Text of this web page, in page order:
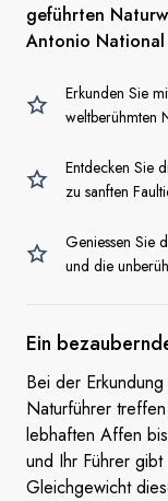
geführten
Antonio National
Erkunden Sie
weltberühmten
Entdecken Sie
zu sanften
Geniessen Sie
und die
Ein
Bei der
Naturführer
lebhaften Affen
und Ihr Führer
Gleichgewicht